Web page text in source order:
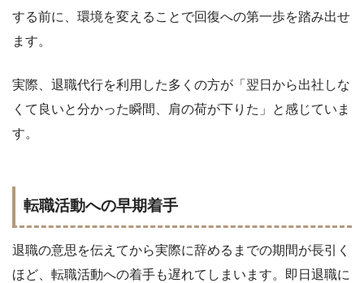
する前に、環境を変えることで回復への第一歩を踏み出せ
ます。
実際、退職代行を利用した多くの方が「翌日から出社しな
くて良いと分かった瞬間、肩の荷が下りた」と感じていま
す。
転職活動への早期着手
退職の意思を伝えてから実際に辞めるまでの期間が長引く
ほど、転職活動への着手も遅れてしまいます。即日退職に